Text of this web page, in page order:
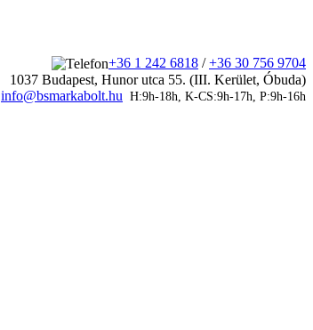
+36 1 242 6818 /+36 30 756 9704
1037 Budapest, Hunor utca 55. (III. Kerület, Óbuda)
info@bsmarkabolt.hu H:9h-18h, K-CS:9h-17h, P:9h-16h